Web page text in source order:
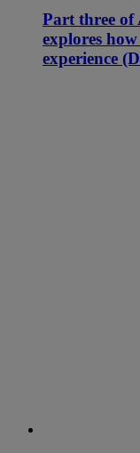
Part three of
explores
experience